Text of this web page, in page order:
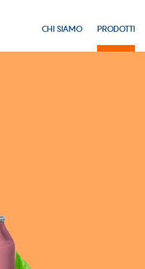
CHI SIAMO PRODOTTI